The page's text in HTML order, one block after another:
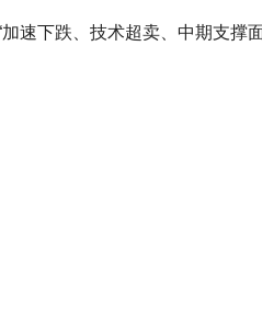
速下跌、技术超卖、中期支